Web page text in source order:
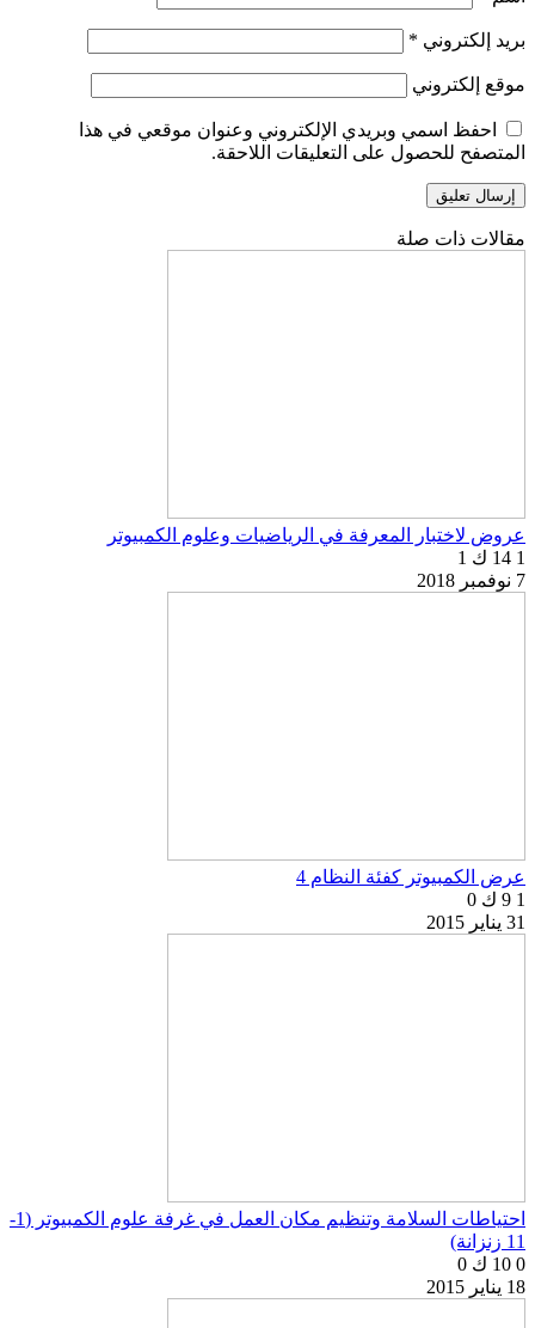
بريد إلكتروني *
موقع إلكتروني
احفظ اسمي وبريدي الإلكتروني وعنوان موقعي في هذا
المتصفح للحصول على التعليقات اللاحقة.
مقالات ذات صلة
عروض لاختبار المعرفة في الرياضيات وعلوم الكمبيوتر
1 14 ك
1
7 نوفمبر 2018
عرض الكمبيوتر كفئة النظام 4
1 9 ك
0
31 يناير 2015
احتياطات السلامة وتنظيم مكان العمل في غرفة علوم الكمبيوتر (1-
11 زنزانة)
0 10 ك
0
18 يناير 2015